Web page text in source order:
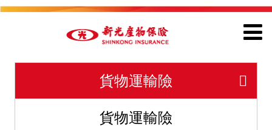
貨物運輸險
貨物運輸險